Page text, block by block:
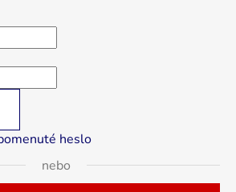
heslo
nebo